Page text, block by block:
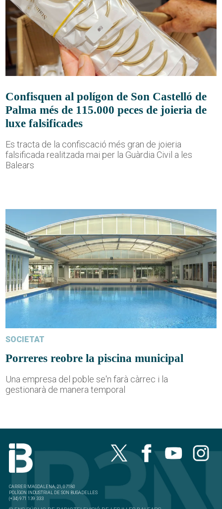
Confisquen al polígon de Son Castelló de
Palma més de 115.000 peces de joieria de
luxe falsificades
Es tracta de la confiscació més gran de joieria
falsificada realitzada mai per la Guàrdia Civil a les
Balears
SOCIETAT
Porreres reobre la piscina municipal
Una empresa del poble se'n farà càrrec i la
gestionarà de manera temporal
CARRER MAGDALENA, 21, 07180
POLÍGON INDUSTRIAL DE SON BUGADELLES
(+34) 971 139 333